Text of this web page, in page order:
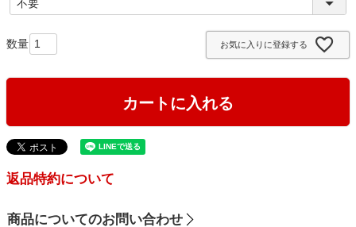
必
お気に入りに登録する
カートに入れる
返品特約について
商品についてのお問い合わせ